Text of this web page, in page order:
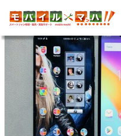
2024年2月 記事一覧